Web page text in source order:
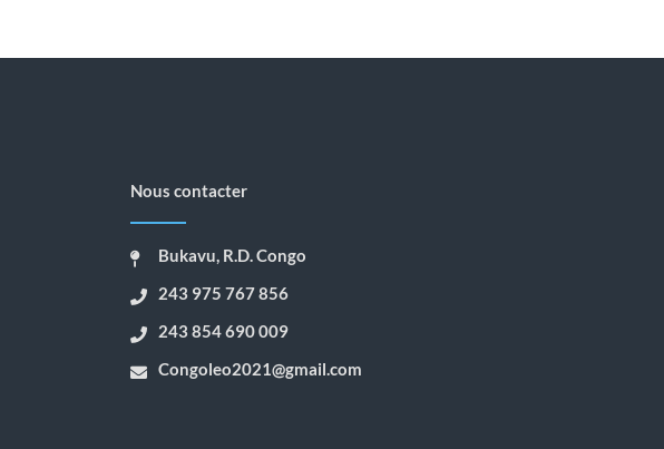
Nous contacter
Bukavu, R.D. Congo
243 975 767 856
243 854 690 009
Congoleo2021@gmail.com